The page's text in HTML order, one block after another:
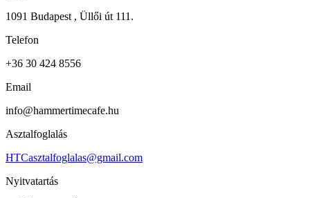
1091 Budapest , Üllői út 111.
Telefon
+36 30 424 8556
Email
info@hammertimecafe.hu
Asztalfoglalás
HTCasztalfoglalas@gmail.com
Nyitvatartás